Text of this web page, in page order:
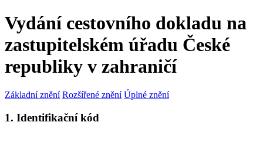
Vydání cestovního dokladu na
zastupitelském úřadu České
republiky v zahraničí
Základní znění Rozšířené znění Úplné znění
1. Identifikační kód